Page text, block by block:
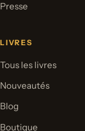
Presse
LIVRES
Tous les livres
Nouveautés
Blog
Boutique